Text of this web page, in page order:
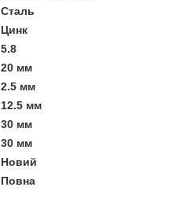
Сталь
Цинк
5.8
20 мм
2.5 мм
12.5 мм
30 мм
30 мм
Новий
Повна